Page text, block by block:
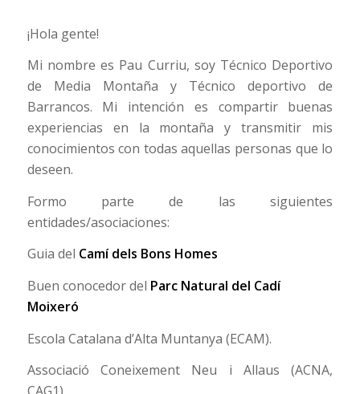
¡Hola gente!
Mi nombre es Pau Curriu, soy Técnico Deportivo
de Media Montaña y Técnico deportivo de
Barrancos. Mi intención es compartir buenas
experiencias en la montaña y transmitir mis
conocimientos con todas aquellas personas que lo
deseen.
Formo parte de las siguientes
entidades/asociaciones:
Guia del Camí dels Bons Homes
Buen conocedor del Parc Natural del Cadí
Moixeró
Escola Catalana d’Alta Muntanya (ECAM).
Associació Coneixement Neu i Allaus (ACNA,